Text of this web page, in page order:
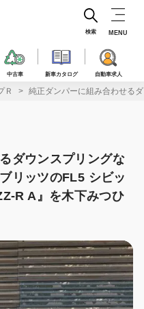
中古車 新車カタログ 自動車求人
検索 MENU
Ｒ 純正ダンパーに組み合わせる
ダウンスプリングな
リッツのFL5 シビッ
R A』を木下みつひ